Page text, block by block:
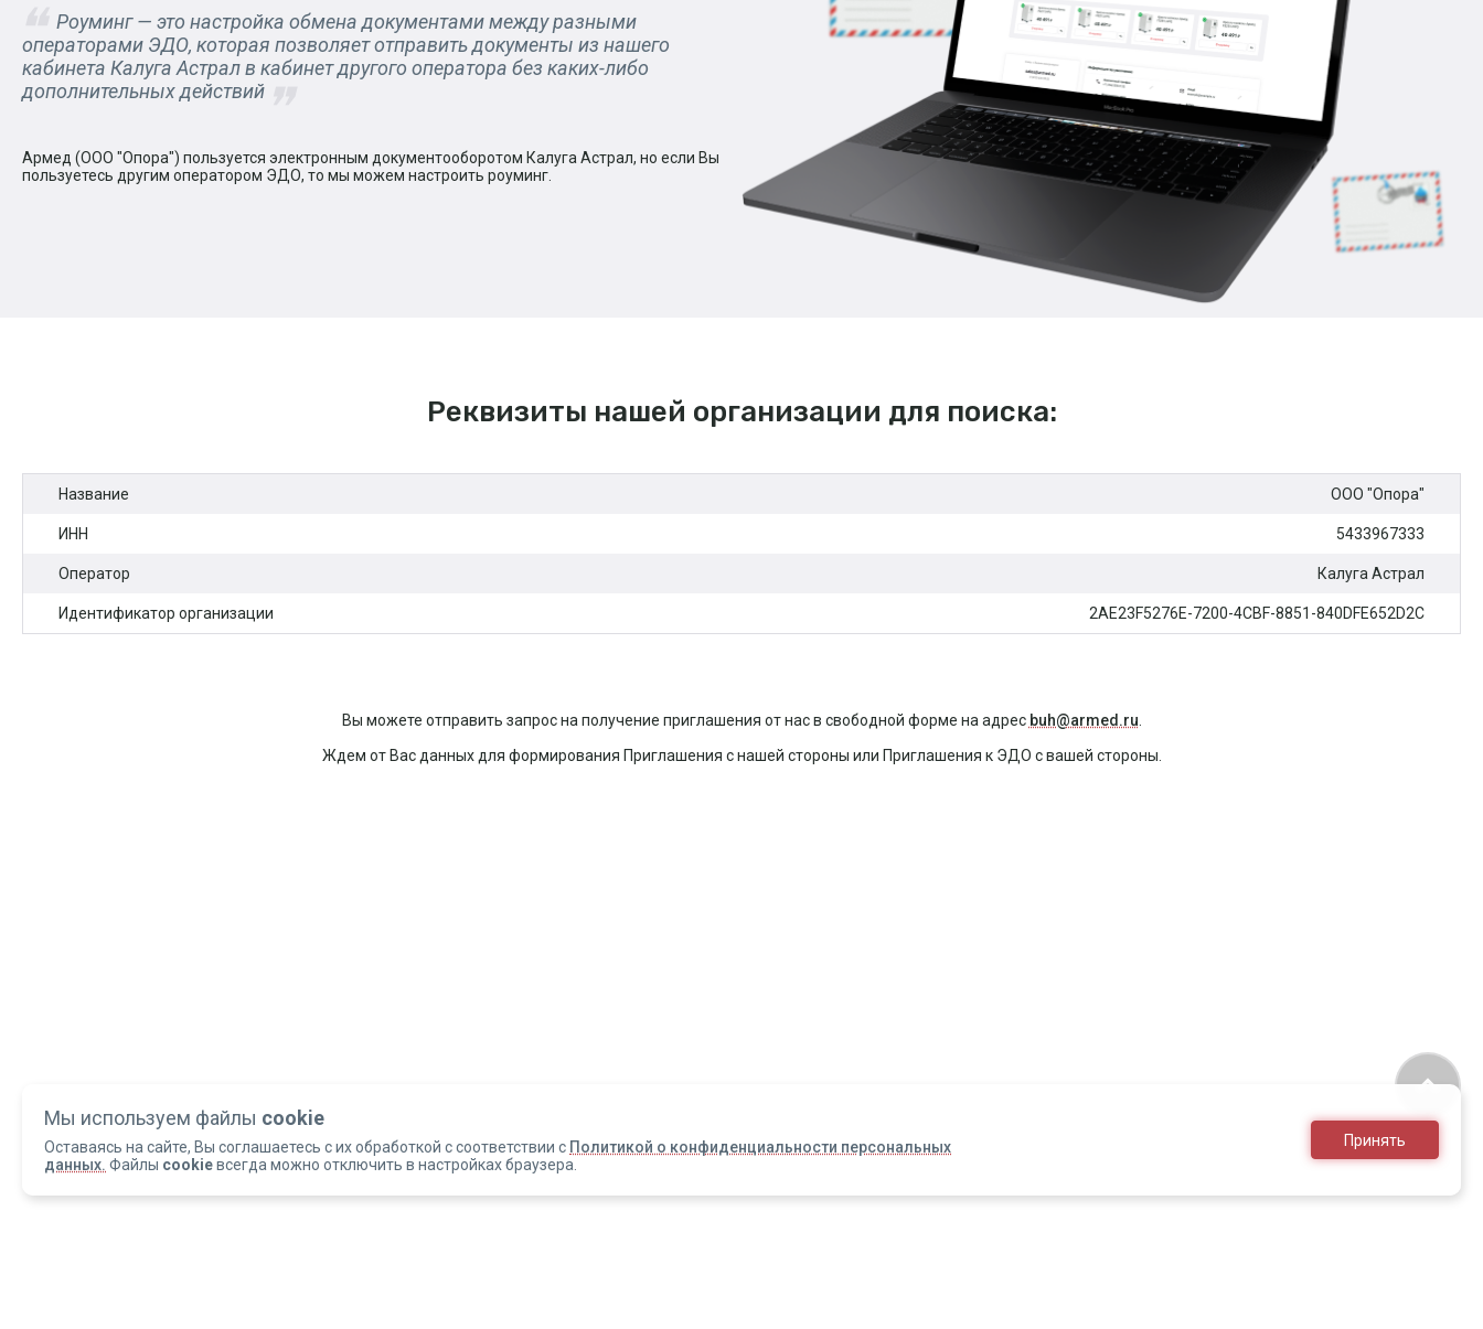
Роуминг — это настройка обмена документами между разными
операторами ЭДО, которая позволяет отправить документы из нашего
кабинета Калуга Астрал в кабинет другого оператора без каких-либо
дополнительных действий
Армед (ООО "Опора") пользуется электронным документооборотом Калуга Астрал, но если Вы
пользуетесь другим оператором ЭДО, то мы можем настроить роуминг.
Реквизиты нашей организации для поиска:
Название ООО "Опора"
ИНН 5433967333
Оператор Калуга Астрал
Идентификатор организации 2AE23F5276E-7200-4CBF-8851-840DFE652D2C
Вы можете отправить запрос на получение приглашения от нас в свободной форме на адрес buh@armed.ru
Ждем от Вас данных для формирования Приглашения с нашей стороны или Приглашения к ЭДО с вашей стороны.
Мы используем файлы cookie
Оставаясь на сайте, Вы соглашаетесь с их обработкой с соответствии с Политикой о конфиденциальности персональных
данных. Файлы cookieвсегда можно отключить в настройках браузера.
Принять